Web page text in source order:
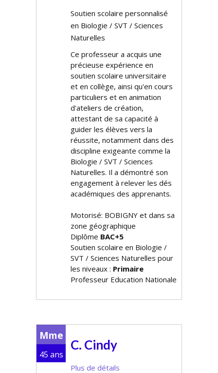
Soutien scolaire personnalisé
en Biologie / SVT / Sciences
Naturelles
Ce professeur a acquis une
précieuse expérience en
soutien scolaire universitaire
et en collège, ainsi qu'en cours
particuliers et en animation
d'ateliers de création,
attestant de sa capacité à
guider les élèves vers la
réussite, notamment dans des
discipline exigeante comme la
Biologie / SVT / Sciences
Naturelles. Il a démontré son
engagement à relever les défis
académiques des apprenants.
Motorisé: BOBIGNY et dans sa
zone géographique
Diplôme BAC+5
Soutien scolaire en Biologie /
SVT / Sciences Naturelles pour
les niveaux : Primaire
Professeur Education Nationale
Mme
45 ans
C. Cindy
Plus de détails